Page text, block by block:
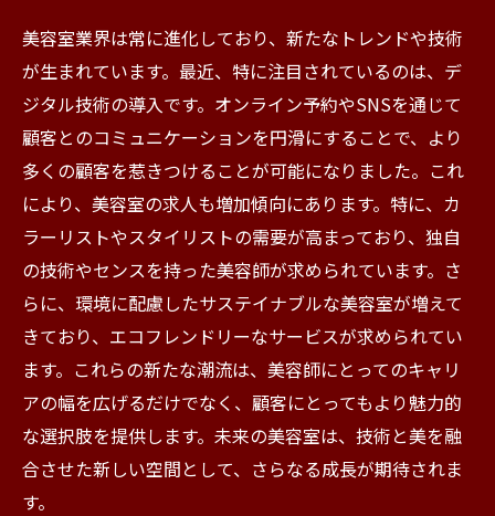
美容室業界は常に進化しており、新たなトレンドや技術
が生まれています。最近、特に注目されているのは、デ
ジタル技術の導入です。オンライン予約やSNSを通じて
顧客とのコミュニケーションを円滑にすることで、より
多くの顧客を惹きつけることが可能になりました。これ
により、美容室の求人も増加傾向にあります。特に、カ
ラーリストやスタイリストの需要が高まっており、独自
の技術やセンスを持った美容師が求められています。さ
らに、環境に配慮したサステイナブルな美容室が増えて
きており、エコフレンドリーなサービスが求められてい
ます。これらの新たな潮流は、美容師にとってのキャリ
アの幅を広げるだけでなく、顧客にとってもより魅力的
な選択肢を提供します。未来の美容室は、技術と美を融
合させた新しい空間として、さらなる成長が期待されま
す。